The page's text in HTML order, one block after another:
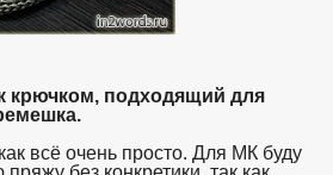
крючком, подходящий для
всё очень просто. Для МК буду